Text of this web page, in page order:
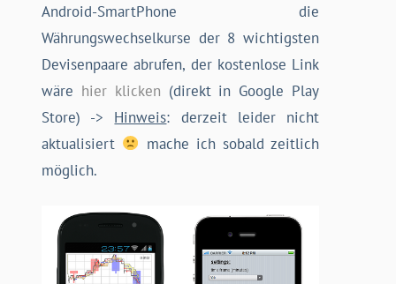
Android-SmartPhone die
Währungswechselkurse der 8 wichtigsten
Devisenpaare abrufen, der kostenlose Link
wäre hier klicken (direkt in Google Play
Store) -> Hinweis: derzeit leider nicht
aktualisiert
mache ich sobald zeitlich
möglich.